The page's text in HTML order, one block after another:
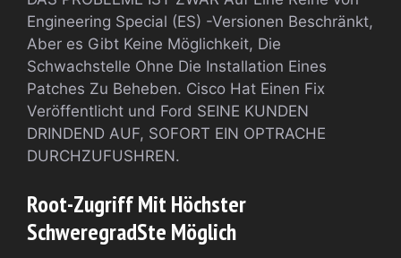
Engineering Special (ES) -Versionen Beschränkt,
Aber es Gibt Keine Möglichkeit, Die
Schwachstelle Ohne Die Installation Eines
Patches Zu Beheben. Cisco Hat Einen Fix
Veröffentlicht und Ford SEINE KUNDEN
DRINDEND AUF, SOFORT EIN OPTRACHE
DURCHZUFUSHREN.
Root-Zugriff Mit Höchster
SchweregradSte Möglich